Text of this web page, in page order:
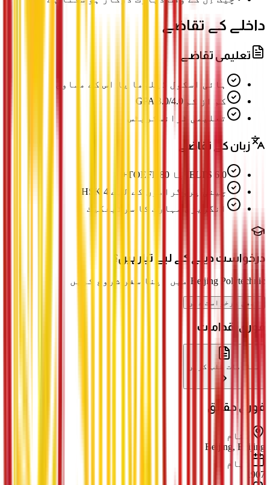
داخلے کے تقاضے
تعلیمی تقاضے
ہائی اسکول ڈپلوما یا اس کے مساوی
کم از کم GPA 3.0/4.0
تعلیمی ٹرانسکرپٹس
زبان کے تقاضے
IELTS 6.0 یا TOEFL 80+
چینی پروگراموں کے لیے HSK 4
انگریزی مہارت کا سرٹیفکیٹ
درخواست دینے کے لیے تیار ہیں؟
Beijing Polytechnic میں اپنا سفر شروع کریں
ابھی درخواست دیں
فوری اقدامات
معلومات طلب کریں
فوری حقائق
مقام
Beijing, Beijing
قیام
1907